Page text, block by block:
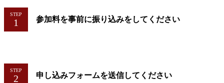
STEP
参加料を事前に振り込みをしてください
STEP
申し込みフォームを送信してください